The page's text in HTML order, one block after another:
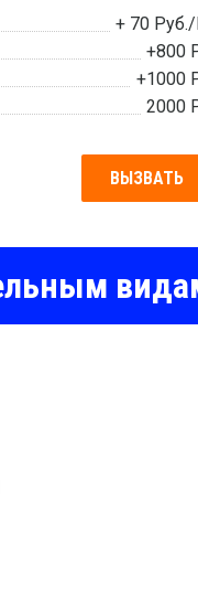
+ 70
+800
+1000
2000
ВЫЗВАТЬ